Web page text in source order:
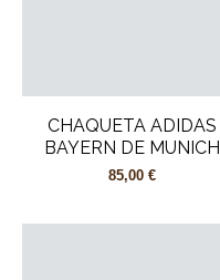
CHAQUETA ADIDAS
BAYERN DE MUNICH
85,00 €